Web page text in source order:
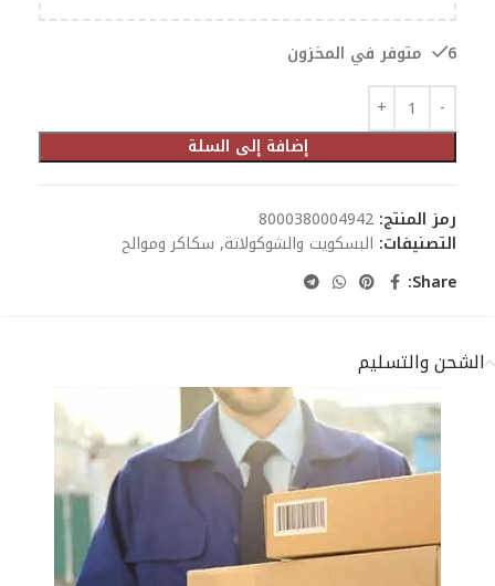
6 متوفر في المخزون
إضافة إلى السلة
رمز المنتج: 8000380004942
التصنيفات: البسكويت والشوكولاتة, سكاكر وموالح
Share:
الشحن والتسليم